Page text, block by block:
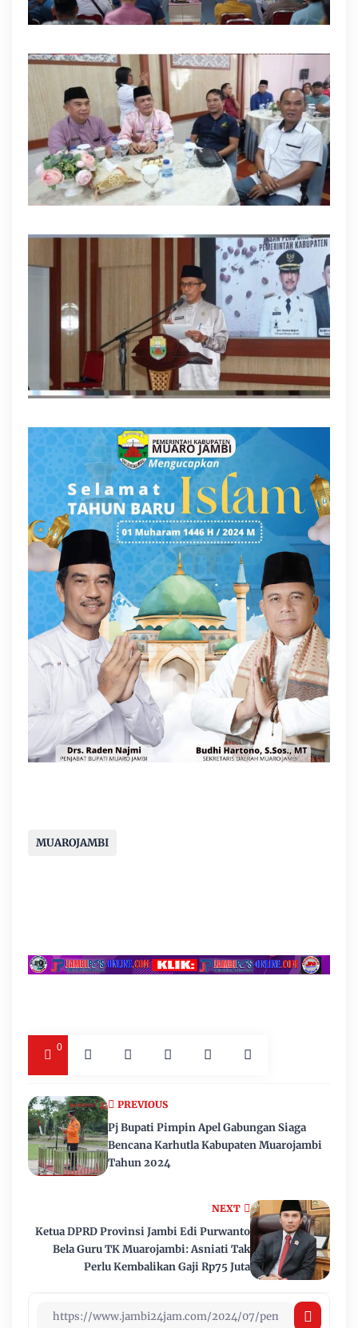
MUAROJAMBI
0
NEXT
Ketua DPRD Provinsi Jambi Edi Purwanto
Bela Guru TK Muarojambi: Asniati Tak
Perlu Kembalikan Gaji Rp75 Juta
PREVIOUS
Pj Bupati Pimpin Apel Gabungan Siaga
Bencana Karhutla Kabupaten Muarojambi
Tahun 2024